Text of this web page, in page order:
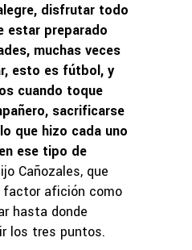
disfrutar todo
estar preparado
muchas veces
esto es fútbol, y
cuando toque
sacrificarse
que hizo cada uno
ese tipo de
Cañozales, que
factor afición como
hasta donde
los tres puntos.